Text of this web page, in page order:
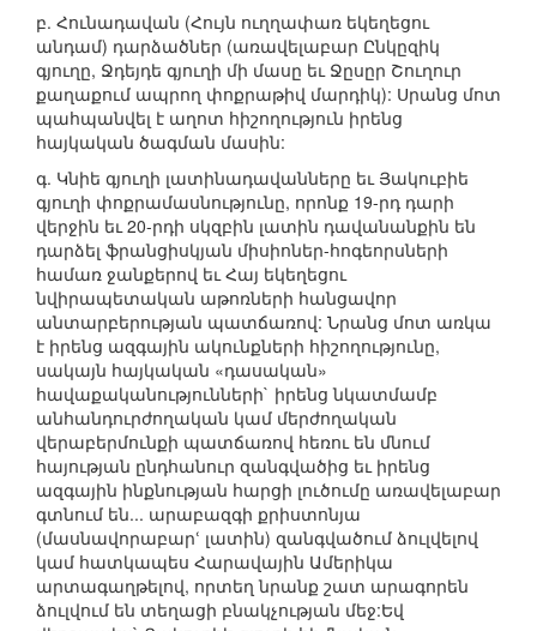
բ. Հունադավան (Հույն ուղղափառ եկեղեցու
անդամ) դարձածներ (առավելաբար Ընկըզիկ
գյուղը, Ջդեյդե գյուղի մի մասը եւ Ջըսըր Շուղուր
քաղաքում ապրող փոքրաթիվ մարդիկ): Սրանց մոտ
պահպանվել է աղոտ հիշողություն իրենց
հայկական ծագման մասին:
գ. Կնիե գյուղի լատինադավանները եւ Յակուբիե
գյուղի փոքրամասնությունը, որոնք 19-րդ դարի
վերջին եւ 20-րդի սկզբին լատին դավանանքին են
դարձել ֆրանցիսկյան միսիոներ-հոգեորսների
համառ ջանքերով եւ Հայ եկեղեցու
նվիրապետական աթոռների հանցավոր
անտարբերության պատճառով: Նրանց մոտ առկա
է իրենց ազգային ակունքների հիշողությունը,
սակայն հայկական «դասական»
հավաքականությունների` իրենց նկատմամբ
անհանդուրժողական կամ մերժողական
վերաբերմունքի պատճառով հեռու են մնում
հայության ընդհանուր զանգվածից եւ իրենց
ազգային ինքնության հարցի լուծումը առավելաբար
գտնում են... արաբազգի քրիստոնյա
(մասնավորաբարՙ լատին) զանգվածում ձուլվելով
կամ հատկապես Հարավային Ամերիկա
արտագաղթելով, որտեղ նրանք շատ արագորեն
ձուլվում են տեղացի բնակչության մեջ:Եվ